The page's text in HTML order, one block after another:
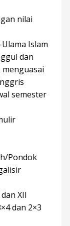
nilai
Islam
dan
semester
Pondok
XII
dan 2×3